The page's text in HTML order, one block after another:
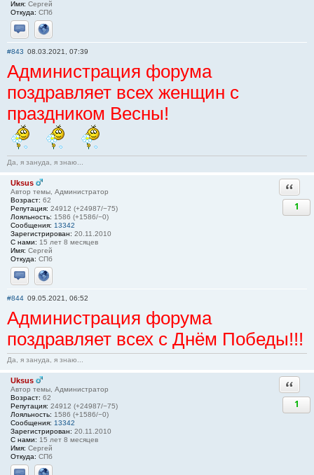
Имя: Сергей
Откуда: СПб
Отправить личное сообщение
Сайт
#843 08.03.2021, 07:39
Администрация форума
поздравляет всех женщин с
праздником Весны!
Да, я зануда, я знаю...
Uksus
Автор темы, Администратор
Возраст: 62
Репутация: 24912 (+24987/−75)
Лояльность: 1586 (+1586/−0)
Сообщения: 13342
Зарегистрирован: 20.11.2010
С нами: 15 лет 8 месяцев
Имя: Сергей
Откуда: СПб
Отправить личное сообщение
Сайт
1
#844 09.05.2021, 06:52
Администрация форума
поздравляет всех с Днём Победы!!!
Да, я зануда, я знаю...
Uksus
Автор темы, Администратор
Возраст: 62
Репутация: 24912 (+24987/−75)
Лояльность: 1586 (+1586/−0)
Сообщения: 13342
Зарегистрирован: 20.11.2010
С нами: 15 лет 8 месяцев
Имя: Сергей
Откуда: СПб
1